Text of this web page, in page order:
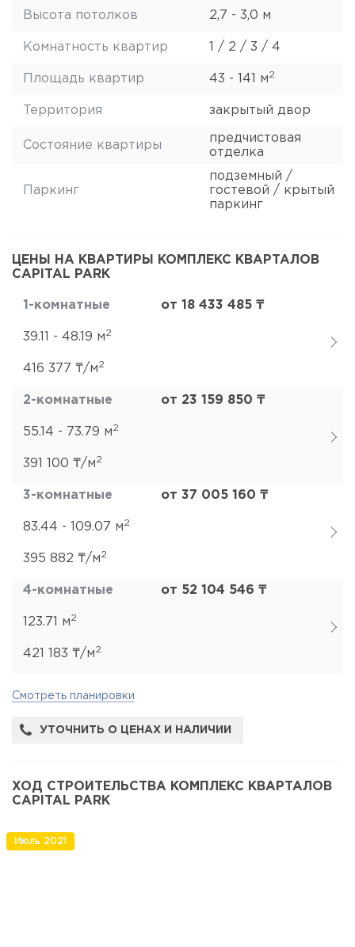
Высота потолков 2,7 - 3,0 м
Комнатность квартир 1 / 2 / 3 / 4
Площадь квартир 43 - 141 м2
Территория закрытый двор
Состояние квартиры
предчистовая
отделка
Паркинг
подземный /
гостевой / крытый
паркинг
ЦЕНЫ НА КВАРТИРЫ КОМПЛЕКС КВАРТАЛОВ
CAPITAL PARK
1-комнатные от 18 433 485 ₸
39.11 - 48.19 м2
416 377 ₸/м2
2-комнатные от 23 159 850 ₸
55.14 - 73.79 м2
391 100 ₸/м2
3-комнатные от 37 005 160 ₸
83.44 - 109.07 м2
395 882 ₸/м2
4-комнатные от 52 104 546 ₸
123.71 м2
421 183 ₸/м2
Смотреть планировки
УТОЧНИТЬ О ЦЕНАХ И НАЛИЧИИ
ХОД СТРОИТЕЛЬСТВА КОМПЛЕКС КВАРТАЛОВ
CAPITAL PARK
Июль 2021